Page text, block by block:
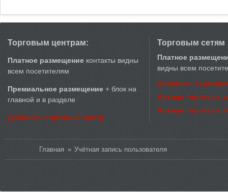
Торговым центрам:
Платное размещение контакты видны
всем посетителям
Премиальное размещение + блок на
главной и в разделе
Добавить торговый центр
Торговым сетям
Платное
видны всем
Добавить
Аренда торговых
Аренда торговых
Главная » Учётная запись пользователя